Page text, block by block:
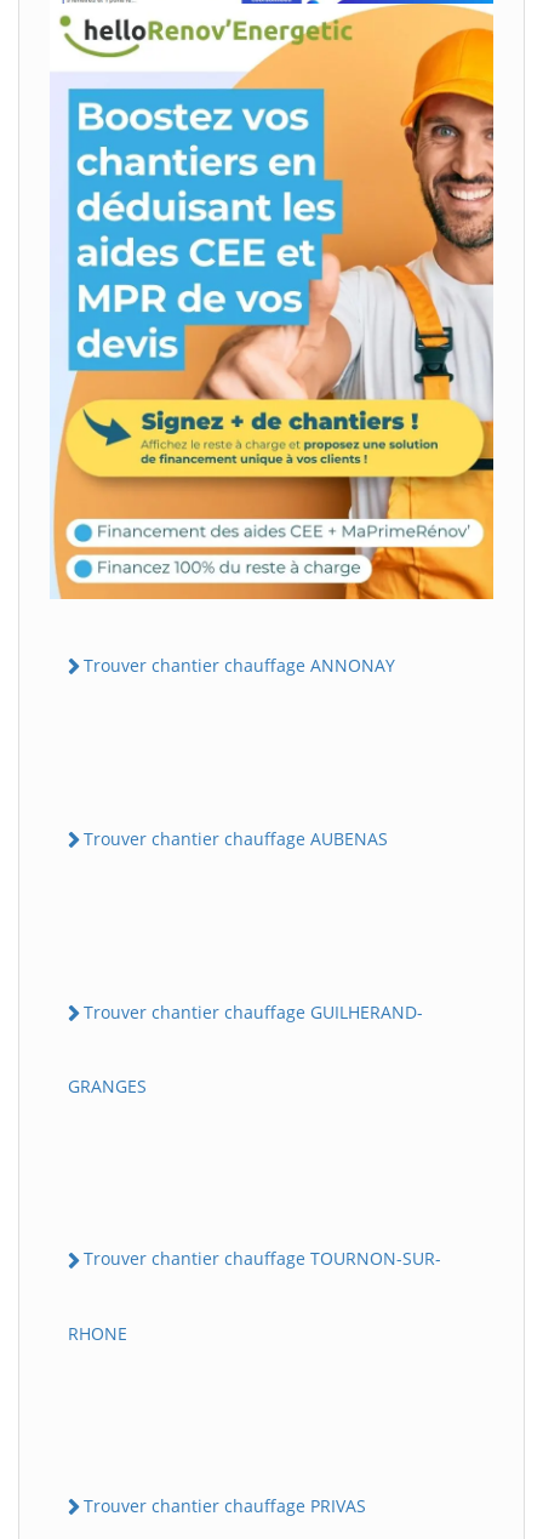
Trouver chantier chauffage ANNONAY
Trouver chantier chauffage AUBENAS
Trouver chantier chauffage GUILHERAND-
GRANGES
Trouver chantier chauffage TOURNON-SUR-
RHONE
Trouver chantier chauffage PRIVAS